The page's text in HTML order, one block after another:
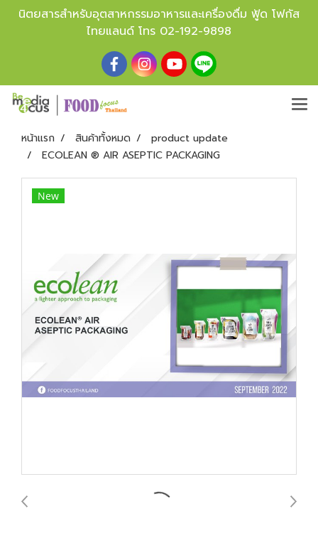
นิตยสารสำหรับอุตสาหกรรมอาหารและเครื่องดื่ม ฟู้ด โฟกัส
ไทยแลนด์ โทร 02-192-9898
หน้าแรก สินค้าทั้งหมด
product update
ECOLEAN ® AIR ASEPTIC PACKAGING
New